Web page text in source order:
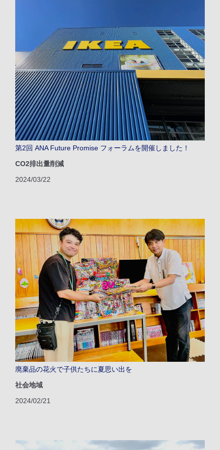
第2回 ANA Future Promise フォーラムを開催しました！
CO2排出量削減
2024/03/22
廃棄品の花火で子供たちに夏思い出を
社会地域
2024/02/21